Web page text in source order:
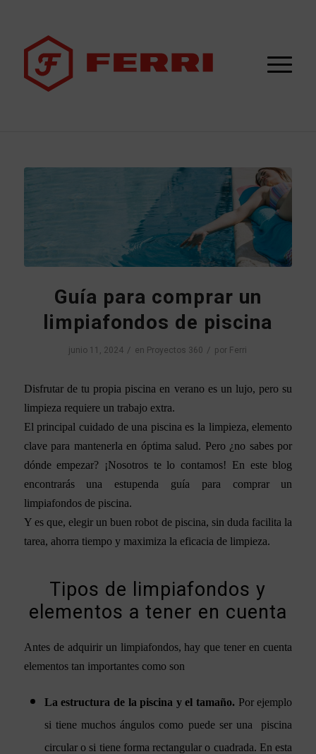
Guía para comprar un
limpiafondos de piscina
junio 11, 2024 / en Proyectos 360 / por Ferri
Disfrutar de tu propia piscina en verano es un lujo, pero su
limpieza requiere un trabajo extra.
El principal cuidado de una piscina es la limpieza, elemento
clave para mantenerla en óptima salud. Pero ¿no sabes por
dónde empezar? ¡Nosotros te lo contamos! En este blog
encontrarás una estupenda guía para comprar un
limpiafondos de piscina.
Y es que, elegir un buen robot de piscina, sin duda facilita la
tarea, ahorra tiempo y maximiza la eficacia de limpieza.
Tipos de limpiafondos y
elementos a tener en cuenta
Antes de adquirir un limpiafondos, hay que tener en cuenta
elementos tan importantes como son
La estructura de la piscina y el tamaño. Por ejemplo
si tiene muchos ángulos como puede ser una piscina
circular o si tiene forma rectangular o cuadrada. En esta